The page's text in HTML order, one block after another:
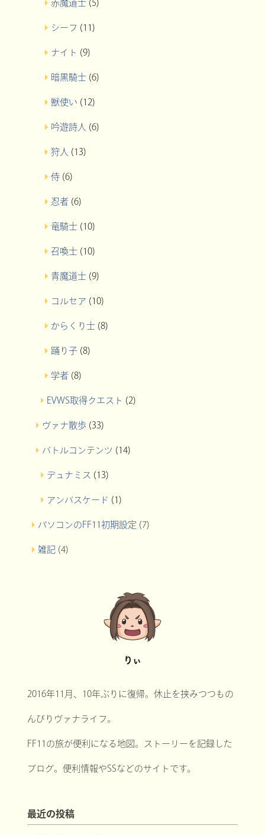
赤魔道士 (5)
シーフ (11)
ナイト (9)
暗黒騎士 (6)
獣使い (12)
吟遊詩人 (6)
狩人 (13)
侍 (6)
忍者 (6)
竜騎士 (10)
召喚士 (10)
青魔道士 (9)
コルセア (10)
からくり士 (8)
踊り子 (8)
学者 (8)
EVWS取得クエスト (2)
ヴァナ散歩 (33)
バトルコンテンツ (14)
デュナミス (13)
アンバスケード (1)
パソコンのFF11初期設定 (7)
雑記 (4)
りぃ
2016年11月、10年ぶりに復帰。休止を挟みつつもの
んびりヴァナライフ。
FF11の旅が便利になる地図。ストーリーを記録した
ブログ。便利情報やSSなどのサイトです。
最近の投稿